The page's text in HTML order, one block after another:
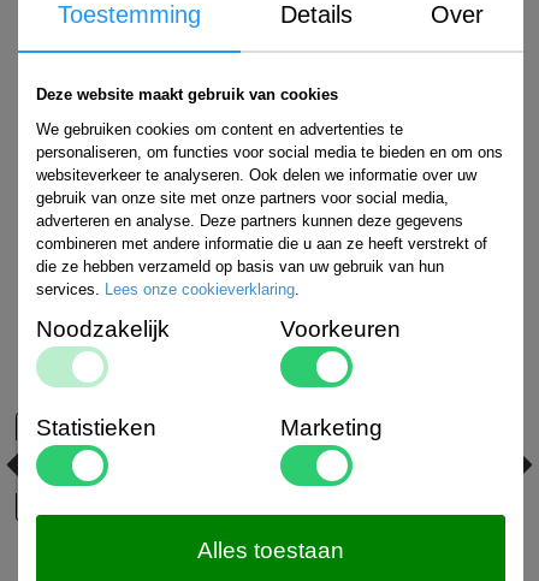
uitleg zonnebrillen-technologie
Toestemming Details Over
Deze website maakt gebruik van cookies
We gebruiken cookies om content en advertenties te
personaliseren, om functies voor social media te bieden en om ons
websiteverkeer te analyseren. Ook delen we informatie over uw
gebruik van onze site met onze partners voor social media,
adverteren en analyse. Deze partners kunnen deze gegevens
combineren met andere informatie die u aan ze heeft verstrekt of
die ze hebben verzameld op basis van uw gebruik van hun
services. Lees onze cookieverklaring.
Noodzakelijk Voorkeuren
Statistieken Marketing
Alles toestaan